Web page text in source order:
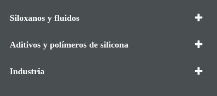
Siloxanos y fluidos
Aditivos y polímeros de silicona
Industria